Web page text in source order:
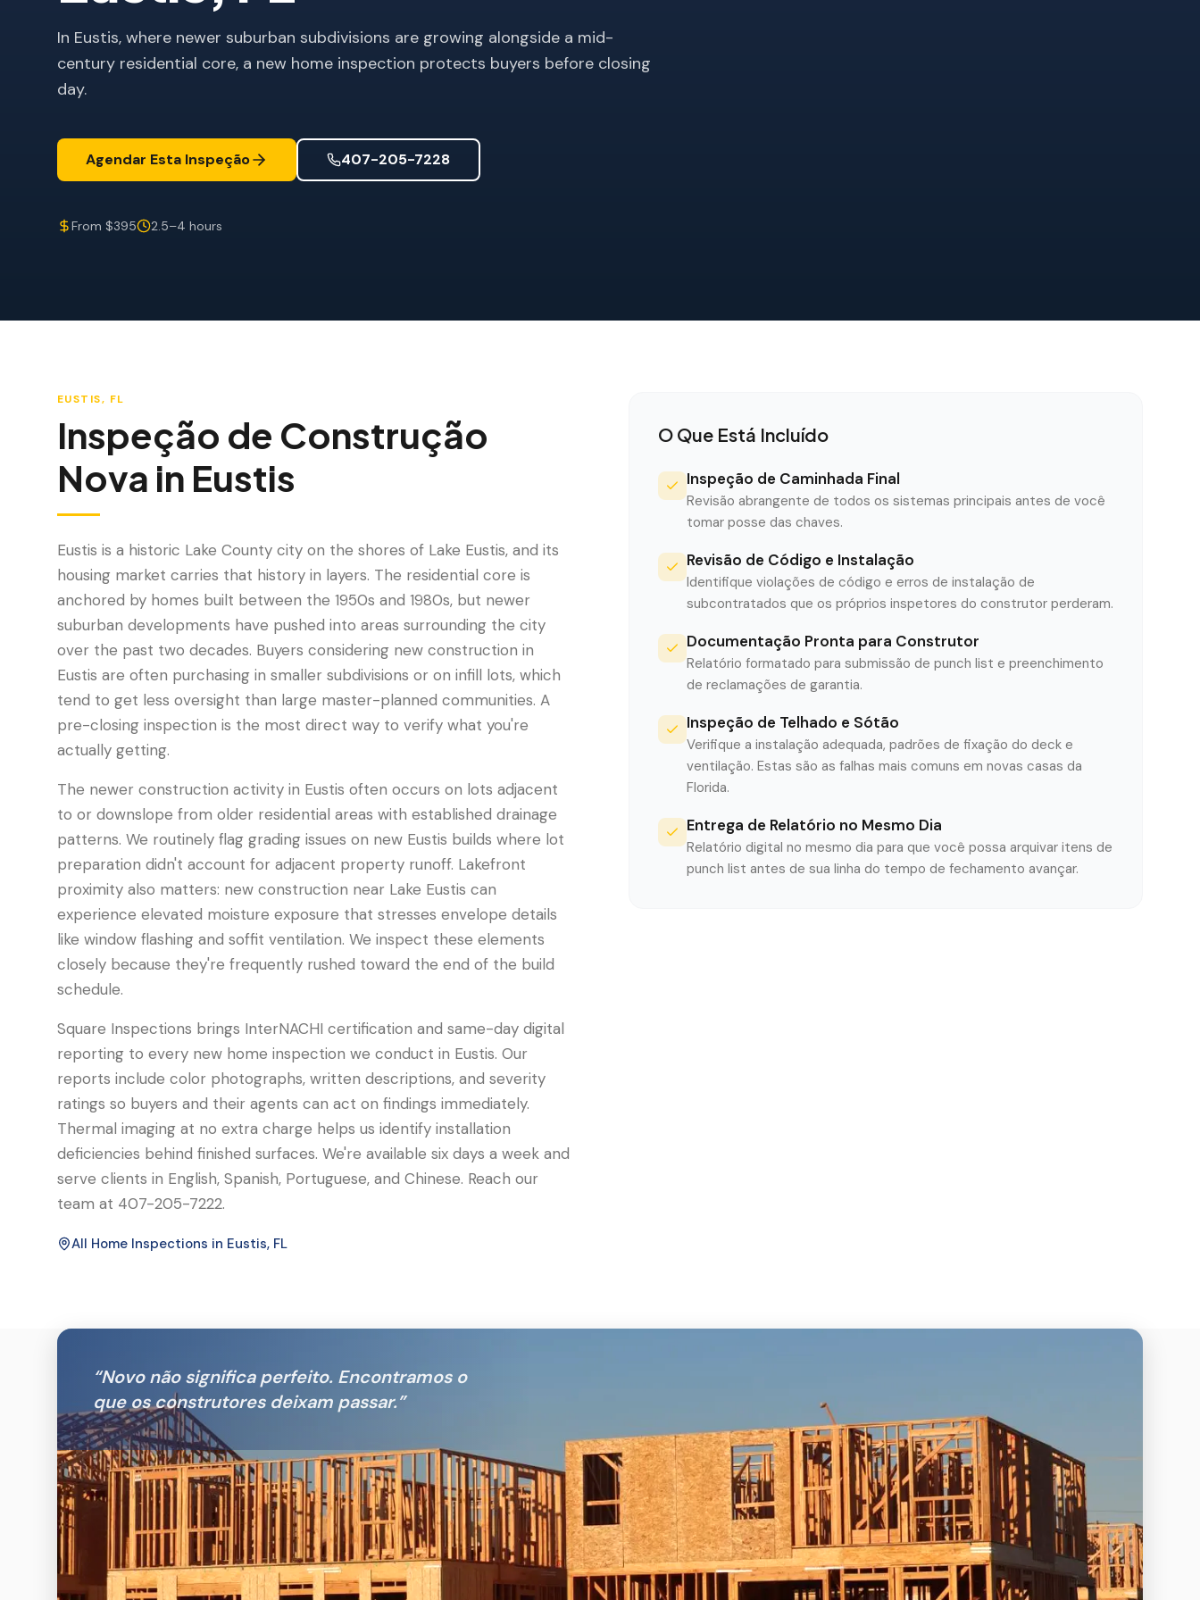
In Eustis, where newer suburban subdivisions are growing alongside a mid-
century residential core, a new home inspection protects buyers before closing
day.
Agendar Esta Inspeção 407-205-7228
From $395 2.5–4 hours
EUSTIS, FL
Inspeção de Construção
Nova in Eustis
Eustis is a historic Lake County city on the shores of Lake Eustis, and its
housing market carries that history in layers. The residential core is
anchored by homes built between the 1950s and 1980s, but newer
suburban developments have pushed into areas surrounding the city
over the past two decades. Buyers considering new construction in
Eustis are often purchasing in smaller subdivisions or on infill lots, which
tend to get less oversight than large master-planned communities. A
pre-closing inspection is the most direct way to verify what you're
actually getting.
The newer construction activity in Eustis often occurs on lots adjacent
to or downslope from older residential areas with established drainage
patterns. We routinely flag grading issues on new Eustis builds where lot
preparation didn't account for adjacent property runoff. Lakefront
proximity also matters: new construction near Lake Eustis can
experience elevated moisture exposure that stresses envelope details
like window flashing and soffit ventilation. We inspect these elements
closely because they're frequently rushed toward the end of the build
schedule.
Square Inspections brings InterNACHI certification and same-day digital
reporting to every new home inspection we conduct in Eustis. Our
reports include color photographs, written descriptions, and severity
ratings so buyers and their agents can act on findings immediately.
Thermal imaging at no extra charge helps us identify installation
deficiencies behind finished surfaces. We're available six days a week and
serve clients in English, Spanish, Portuguese, and Chinese. Reach our
team at 407-205-7222.
All Home Inspections in Eustis, FL
O Que Está Incluído
Inspeção de Caminhada Final
Revisão abrangente de todos os sistemas principais antes de você
tomar posse das chaves.
Revisão de Código e Instalação
Identifique violações de código e erros de instalação de
subcontratados que os próprios inspetores do construtor perderam.
Documentação Pronta para Construtor
Relatório formatado para submissão de punch list e preenchimento
de reclamações de garantia.
Inspeção de Telhado e Sótão
Verifique a instalação adequada, padrões de fixação do deck e
ventilação. Estas são as falhas mais comuns em novas casas da
Florida.
Entrega de Relatório no Mesmo Dia
Relatório digital no mesmo dia para que você possa arquivar itens de
punch list antes de sua linha do tempo de fechamento avançar.
“Novo não significa perfeito. Encontramos o
que os construtores deixam passar.”